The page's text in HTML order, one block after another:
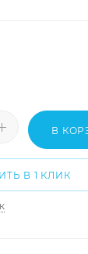
В
В 1 КЛИК